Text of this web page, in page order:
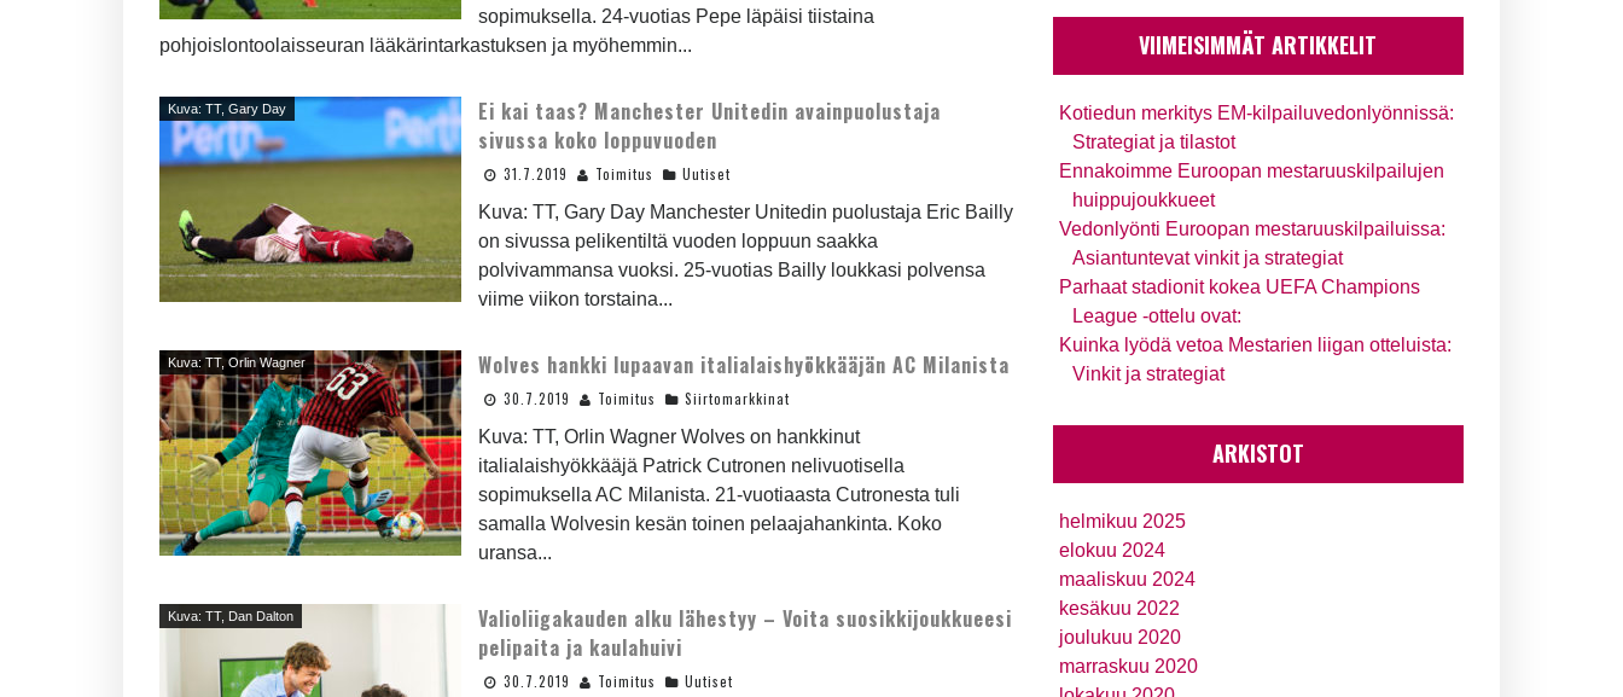
sopimuksella. 24-vuotias Pepe läpäisi tiistaina
pohjoislontoolaisseuran lääkärintarkastuksen ja myöhemmin...
Kuva: TT, Gary Day
Ei kai taas? Manchester Unitedin avainpuolustaja
sivussa koko loppuvuoden
31.7.2019 Toimitus Uutiset
Kuva: TT, Gary Day Manchester Unitedin puolustaja Eric Bailly
on sivussa pelikentiltä vuoden loppuun saakka
polvivammansa vuoksi. 25-vuotias Bailly loukkasi polvensa
viime viikon torstaina...
Kuva: TT, Orlin Wagner Wolves hankki lupaavan italialaishyökkääjän AC Milanista
30.7.2019 Toimitus Siirtomarkkinat
Kuva: TT, Orlin Wagner Wolves on hankkinut
italialaishyökkääjä Patrick Cutronen nelivuotisella
sopimuksella AC Milanista. 21-vuotiaasta Cutronesta tuli
samalla Wolvesin kesän toinen pelaajahankinta. Koko
uransa...
Kuva: TT, Dan Dalton
Valioliigakauden alku lähestyy – Voita suosikkijoukkueesi
pelipaita ja kaulahuivi
30.7.2019 Toimitus Uutiset
VIIMEISIMMÄT ARTIKKELIT
Kotiedun merkitys EM-kilpailuvedonlyönnissä:
Strategiat ja tilastot
Ennakoimme Euroopan mestaruuskilpailujen
huippujoukkueet
Vedonlyönti Euroopan mestaruuskilpailuissa:
Asiantuntevat vinkit ja strategiat
Parhaat stadionit kokea UEFA Champions
League -ottelu ovat:
Kuinka lyödä vetoa Mestarien liigan otteluista:
Vinkit ja strategiat
ARKISTOT
helmikuu 2025
elokuu 2024
maaliskuu 2024
kesäkuu 2022
joulukuu 2020
marraskuu 2020